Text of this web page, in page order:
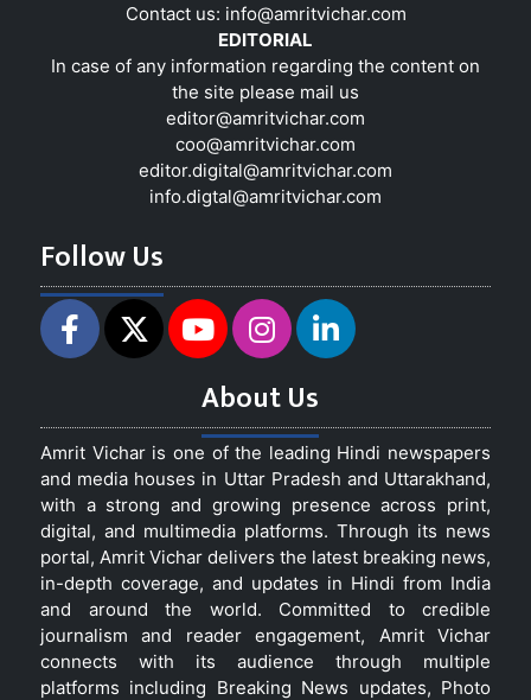
Contact us: info@amritvichar.com
EDITORIAL
In case of any information regarding the content on
the site please mail us
editor@amritvichar.com
coo@amritvichar.com
editor.digital@amritvichar.com
info.digtal@amritvichar.com
Follow Us
About Us
Amrit Vichar is one of the leading Hindi newspapers
and media houses in Uttar Pradesh and Uttarakhand,
with a strong and growing presence across print,
digital, and multimedia platforms. Through its news
portal, Amrit Vichar delivers the latest breaking news,
in-depth coverage, and updates in Hindi from India
and around the world. Committed to credible
journalism and reader engagement, Amrit Vichar
connects with its audience through multiple
platforms including Breaking News updates, Photo